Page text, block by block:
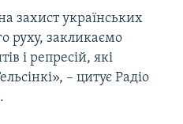
захист українських
руху, закликаємо
і репресій, які
– цитує Радіо